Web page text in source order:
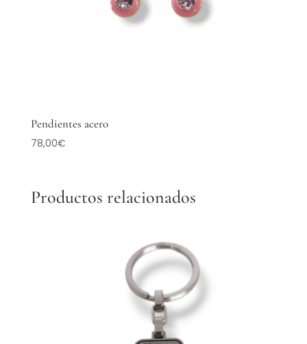
Pendientes acero
78,00€
Productos relacionados